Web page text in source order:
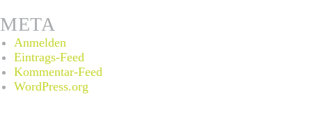
META
Anmelden
Eintrags-Feed
Kommentar-Feed
WordPress.org